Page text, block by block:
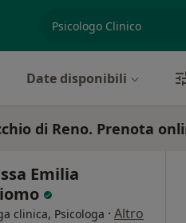
Date disponibili
di Reno. Prenota
Emilia
clinica, Psicologa · Altro